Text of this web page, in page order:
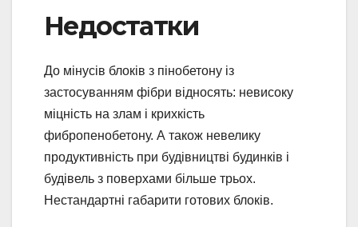
Недостатки
До мінусів блоків з пінобетону із
застосуванням фібри відносять: невисоку
міцність на злам і крихкість
фибропенобетону. А також невелику
продуктивність при будівництві будинків і
будівель з поверхами більше трьох.
Нестандартні габарити готових блоків.